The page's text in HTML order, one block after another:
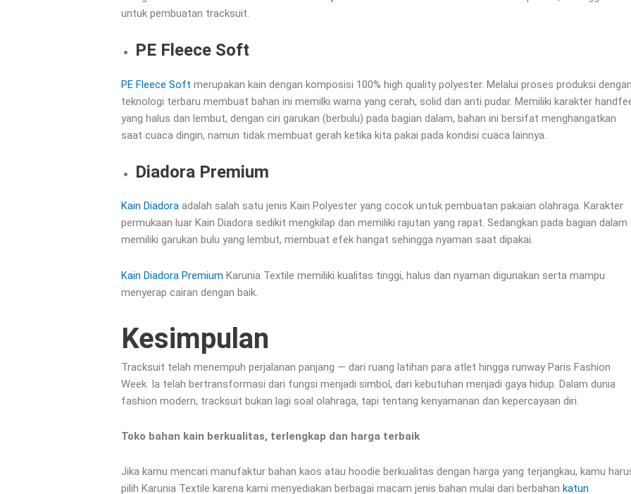
untuk pembuatan tracksuit.
PE Fleece Soft
PE Fleece Soft merupakan kain dengan komposisi 100% high quality polyester. Melalui proses produksi dengan
teknologi terbaru membuat bahan ini memilki warna yang cerah, solid dan anti pudar. Memiliki karakter
yang halus dan lembut, dengan ciri garukan (berbulu) pada bagian dalam, bahan ini bersifat menghangatkan
saat cuaca dingin, namun tidak membuat gerah ketika kita pakai pada kondisi cuaca lainnya.
Diadora Premium
Kain Diadora adalah salah satu jenis Kain Polyester yang cocok untuk pembuatan pakaian olahraga. Karakter
permukaan luar Kain Diadora sedikit mengkilap dan memiliki rajutan yang rapat. Sedangkan pada bagian dalam
memiliki garukan bulu yang lembut, membuat efek hangat sehingga nyaman saat dipakai.
Kain Diadora Premium Karunia Textile memiliki kualitas tinggi, halus dan nyaman digunakan serta mampu
menyerap cairan dengan baik.
Kesimpulan
Tracksuit telah menempuh perjalanan panjang — dari ruang latihan para atlet hingga runway Paris Fashion
Week. Ia telah bertransformasi dari fungsi menjadi simbol, dari kebutuhan menjadi gaya hidup. Dalam dunia
fashion modern, tracksuit bukan lagi soal olahraga, tapi tentang kenyamanan dan kepercayaan diri.
Toko bahan kain berkualitas, terlengkap dan harga terbaik
Jika kamu mencari manufaktur bahan kaos atau hoodie berkualitas dengan harga yang terjangkau, kamu
pilih Karunia Textile karena kami menyediakan berbagai macam jenis bahan mulai dari berbahan katun